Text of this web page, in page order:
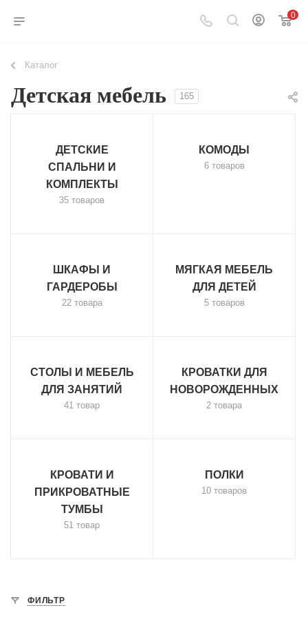
0
Каталог
Детская мебель 165
ДЕТСКИЕ
СПАЛЬНИ И
КОМПЛЕКТЫ
35 товаров
КОМОДЫ
6 товаров
ШКАФЫ И
ГАРДЕРОБЫ
22 товара
МЯГКАЯ МЕБЕЛЬ
ДЛЯ ДЕТЕЙ
5 товаров
СТОЛЫ И МЕБЕЛЬ
ДЛЯ ЗАНЯТИЙ
41 товар
КРОВАТКИ ДЛЯ
НОВОРОЖДЕННЫХ
2 товара
КРОВАТИ И
ПРИКРОВАТНЫЕ
ТУМБЫ
51 товар
ПОЛКИ
10 товаров
ФИЛЬТР